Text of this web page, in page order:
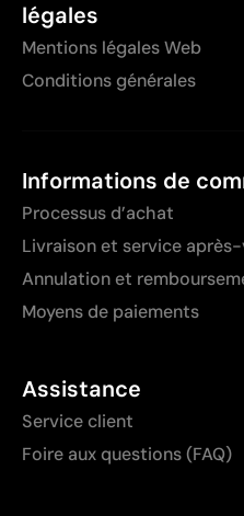
légales
Mentions légales Web
Conditions générales
Informations de
Processus d’achat
Livraison et service
Annulation et
Moyens de paiements
Assistance
Service client
Foire aux questions (FAQ)